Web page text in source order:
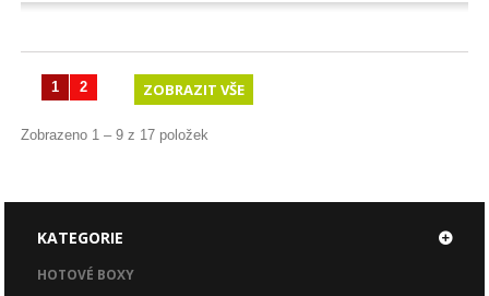
ZOBRAZIT VŠE
1 2
Zobrazeno 1 – 9 z 17 položek
KATEGORIE
HOTOVÉ BOXY